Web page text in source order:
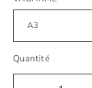
Quantité